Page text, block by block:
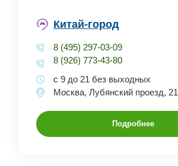
Китай-город
8 (495) 297-03-09
8 (926) 773-43-80
с 9 до 21 без выходных
Москва, Лубянский проезд, 21
Подробнее